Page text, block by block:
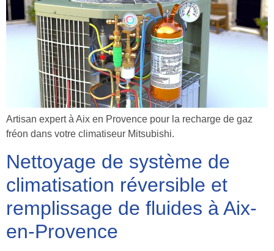
Artisan expert à Aix en Provence pour la recharge de gaz
fréon dans votre climatiseur Mitsubishi.
Nettoyage de système de
climatisation réversible et
remplissage de fluides à Aix-
en-Provence